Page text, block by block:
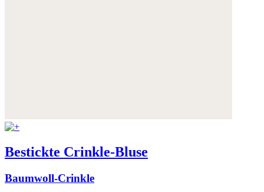
Bestickte Crinkle-Bluse
Baumwoll-Crinkle